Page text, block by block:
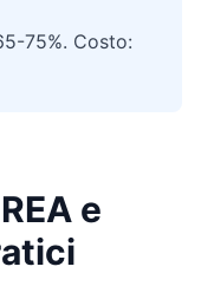
75%. Costo:
e